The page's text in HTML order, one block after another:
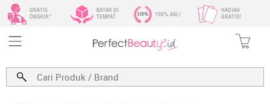
GRATIS
ONGKIR*
BAYAR DI
TEMPAT
100% ASLI
HADIAH
GRATIS!